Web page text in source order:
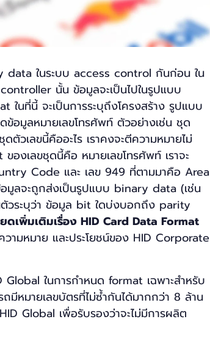
data ในระบบ access control กันก่อน ใน
นั้น ข้อมูลจะเป็นไปในรูปแบบ
นที่นี้ จะเป็นการระบุถึงโครงสร้าง รูปแบบ
อมูลหมายเลขโทรศัพท์ ตัวอย่างเช่น ชุด
วเลขนี้คืออะไร เราคงจะตีความหมายไม่
องเลขชุดนี้คือ หมายเลขโทรศัพท์ เราจะ
Code และ เลข 949 ที่ตามมาคือ Area
ลจะถูกส่งเป็นรูปแบบ binary data (เช่น
นตัวระบุว่า ข้อมูล bit ใดบ่งบอกถึง parity
ยดเพิ่มเติมเรื่อง HID Card Data Format
วามหมาย และประโยชน์ของ HID Corporate
ในการกำหนด format เฉพาะสำหรับ
มีหมายเลขบัตรที่ไม่ซ้ำกันได้มากกว่า 8 ล้าน
Global เพื่อรับรองว่าจะไม่มีการผลิต